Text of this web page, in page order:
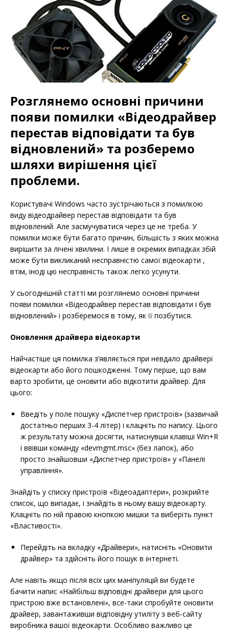
Розглянемо основні причини
появи помилки «Відеодрайвер
перестав відповідати та був
відновлений» та розберемо
шляхи вирішення цієї
проблеми.
Користувачі Windows часто зустрічаються з помилкою
виду відеодрайвер перестав відповідати та був
відновлений. Але засмучуватися через це не треба. У
помилки може бути багато причин, більшість з яких можна
вирішити за лічені хвилини. І лише в окремих випадках збій
може бути викликаний несправністю самої відеокарти ,
втім, іноді цю несправність також легко усунути.
У сьогоднішній статті ми розглянемо основні причини
появи помилки «Відеодрайвер перестав відповідати і був
відновлений» і розберемося в тому, як її позбутися.
Оновлення драйвера відеокарти
Найчастіше ця помилка з’являється при невдало драйвері
відеокарти або його пошкодженні. Тому перше, що вам
варто зробити, це оновити або відкотити драйвер. Для
цього:
Введіть у поле пошуку «Диспетчер пристроїв» (зазвичай
достатньо перших 3-4 літер) і клацніть по напису. Цього
ж результату можна досягти, натиснувши клавіші Win+R
і ввівши команду «devmgmt.msc» (без лапок), або
просто знайшовши «Диспетчер пристроїв» у «Панелі
управління».
Знайдіть у списку пристроїв «Відеоадаптери», розкрийте
список, що випадає, і знайдіть в ньому вашу відеокарту.
Клацніть по ній правою кнопкою мишки та виберіть пункт
«Властивості».
Перейдіть на вкладку «Драйвери», натисніть «Оновити
драйвер» та здійсніть його пошук в інтернеті.
Але навіть якщо після всіх цих маніпуляцій ви будете
бачити напис «Найбільш відповідні драйвери для цього
пристрою вже встановлені», все-таки спробуйте оновити
драйвер, завантаживши відповідну утиліту з веб-сайту
виробника вашої відеокарти. Особливо важливо це